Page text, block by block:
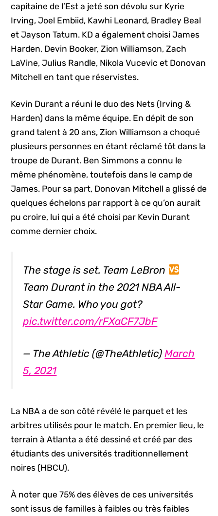
capitaine de l’Est a jeté son dévolu sur Kyrie
Irving, Joel Embiid, Kawhi Leonard, Bradley Beal
et Jayson Tatum. KD a également choisi James
Harden, Devin Booker, Zion Williamson, Zach
LaVine, Julius Randle, Nikola Vucevic et Donovan
Mitchell en tant que réservistes.
Kevin Durant a réuni le duo des Nets (Irving &
Harden) dans la même équipe. En dépit de son
grand talent à 20 ans, Zion Williamson a choqué
plusieurs personnes en étant réclamé tôt dans la
troupe de Durant. Ben Simmons a connu le
même phénomène, toutefois dans le camp de
James. Pour sa part, Donovan Mitchell a glissé de
quelques échelons par rapport à ce qu’on aurait
pu croire, lui qui a été choisi par Kevin Durant
comme dernier choix.
The stage is set. Team LeBron
Team Durant in the 2021 NBA All-
Star Game. Who you got?
pic.twitter.com/rFXaCF7JbF
— The Athletic (@TheAthletic)March
5, 2021
La NBA a de son côté révélé le parquet et les
arbitres utilisés pour le match. En premier lieu, le
terrain à Atlanta a été dessiné et créé par des
étudiants des universités traditionnellement
noires (HBCU).
À noter que 75% des élèves de ces universités
sont issus de familles à faibles ou très faibles